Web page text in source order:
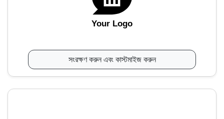
Your Logo
সংরক্ষণ করুন এবং কাস্টমাইজ করুন